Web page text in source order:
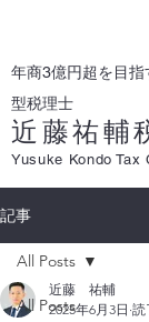
年商3億円超を目
型税理士
近藤祐輔
Yusuke Kondo
記事
All Posts
All Posts
近藤 祐輔
2025年6月3日 読